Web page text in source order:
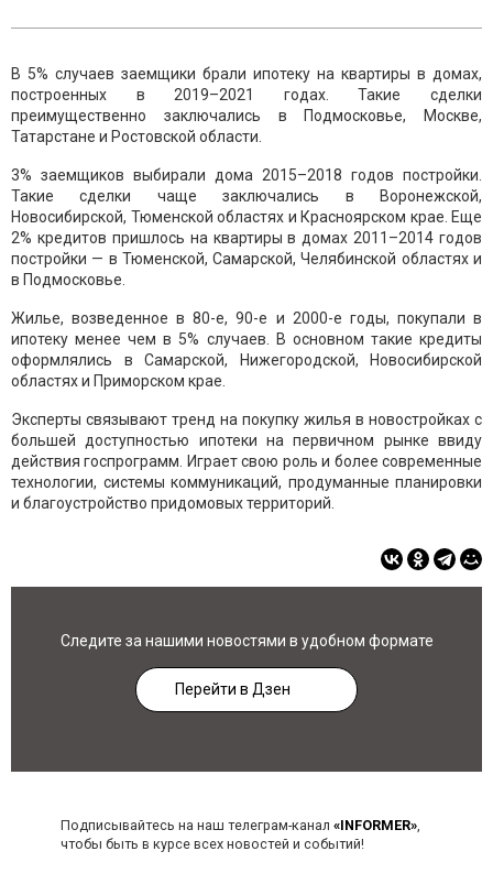
В 5% случаев заемщики брали ипотеку на квартиры в домах,
построенных в 2019–2021 годах. Такие сделки
преимущественно заключались в Подмосковье, Москве,
Татарстане и Ростовской области.
3% заемщиков выбирали дома 2015–2018 годов постройки.
Такие сделки чаще заключались в Воронежской,
Новосибирской, Тюменской областях и Красноярском крае. Еще
2% кредитов пришлось на квартиры в домах 2011–2014 годов
постройки — в Тюменской, Самарской, Челябинской областях и
в Подмосковье.
Жилье, возведенное в 80-е, 90-е и 2000-е годы, покупали в
ипотеку менее чем в 5% случаев. В основном такие кредиты
оформлялись в Самарской, Нижегородской, Новосибирской
областях и Приморском крае.
Эксперты связывают тренд на покупку жилья в новостройках с
большей доступностью ипотеки на первичном рынке ввиду
действия госпрограмм. Играет свою роль и более современные
технологии, системы коммуникаций, продуманные планировки
и благоустройство придомовых территорий.
Следите за нашими новостями в удобном формате
Перейти в Дзен
Подписывайтесь на наш телеграм-канал «INFORMER»,
чтобы быть в курсе всех новостей и событий!